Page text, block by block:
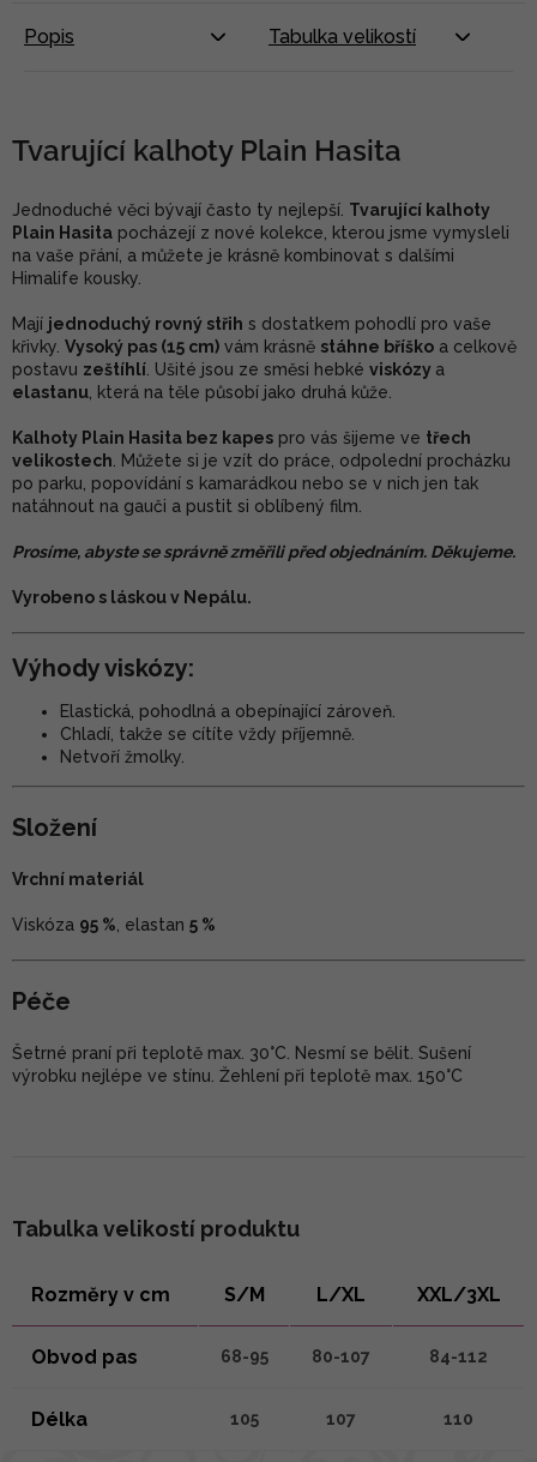
Popis Tabulka velikostí
Tvarující kalhoty Plain Hasita
Jednoduché věci bývají často ty nejlepší. Tvarující kalhoty
Plain Hasita pocházejí z nové kolekce, kterou jsme vymysleli
na vaše přání, a můžete je krásně kombinovat s dalšími
Himalife kousky.
Mají jednoduchý rovný střih s dostatkem pohodlí pro vaše
křivky. Vysoký pas (15 cm) vám krásně stáhne bříško a celkově
postavu zeštíhlí . Ušité jsou ze směsi hebké viskózy a
elastanu , která na těle působí jako druhá kůže.
Kalhoty Plain Hasita bez kapes pro vás šijeme ve třech
velikostech . Můžete si je vzít do práce, odpolední procházku
po parku, popovídání s kamarádkou nebo se v nich jen tak
natáhnout na gauči a pustit si oblíbený film.
Prosíme, abyste se správně změřili před objednáním. Děkujeme.
Vyrobeno s láskou v Nepálu.
Výhody viskózy:
Elastická, pohodlná a obepínající zároveň.
Chladí, takže se cítíte vždy příjemně.
Netvoří žmolky.
Složení
Vrchní materiál
Viskóza 95 % , elastan 5 %
Péče
Šetrné praní při teplotě max. 30°C. Nesmí se bělit. Sušení
výrobku nejlépe ve stínu. Žehlení při teplotě max. 150°C
Tabulka velikostí produktu
Rozměry v cm S/M L/XL XXL/3XL
Obvod pas 68-95 80-107 84-112
Délka 105 107 110